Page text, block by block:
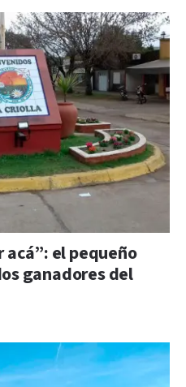
el pequeño
ganadores del